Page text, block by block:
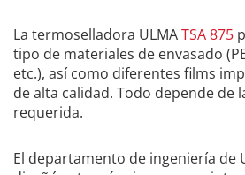
La termoselladora ULMATSA 875
tipo de materiales de envasado
etc.), así como diferentes films
de alta calidad. Todo depende de
requerida.
El departamento de ingeniería de